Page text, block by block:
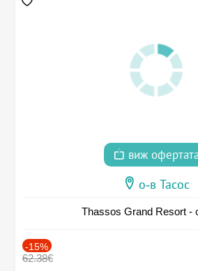
виж
о-в Тасос
Thassos Grand Resort -
-15%
62.38€